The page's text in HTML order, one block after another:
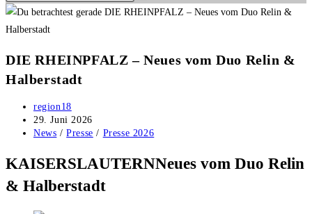
Website
durchsuchen
DIE RHEINPFALZ – Neues vom Duo Relin &
Halberstadt
Beitrags-
Autor:
region18
Beitrag
veröffentlicht:
29. Juni 2026
Beitrags-
News / Presse / Presse 2026
KAISERSLAUTERNNeues vom Duo Relin
& Halberstadt